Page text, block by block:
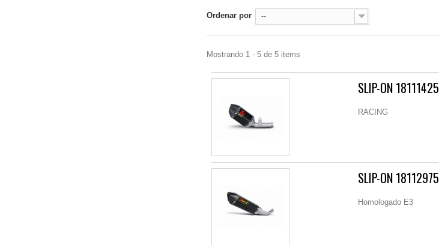
Ordenar por --
Mostrando 1 - 5 de 5 items
SLIP-ON 18111425
RACING
SLIP-ON 18112975
Homologado E3